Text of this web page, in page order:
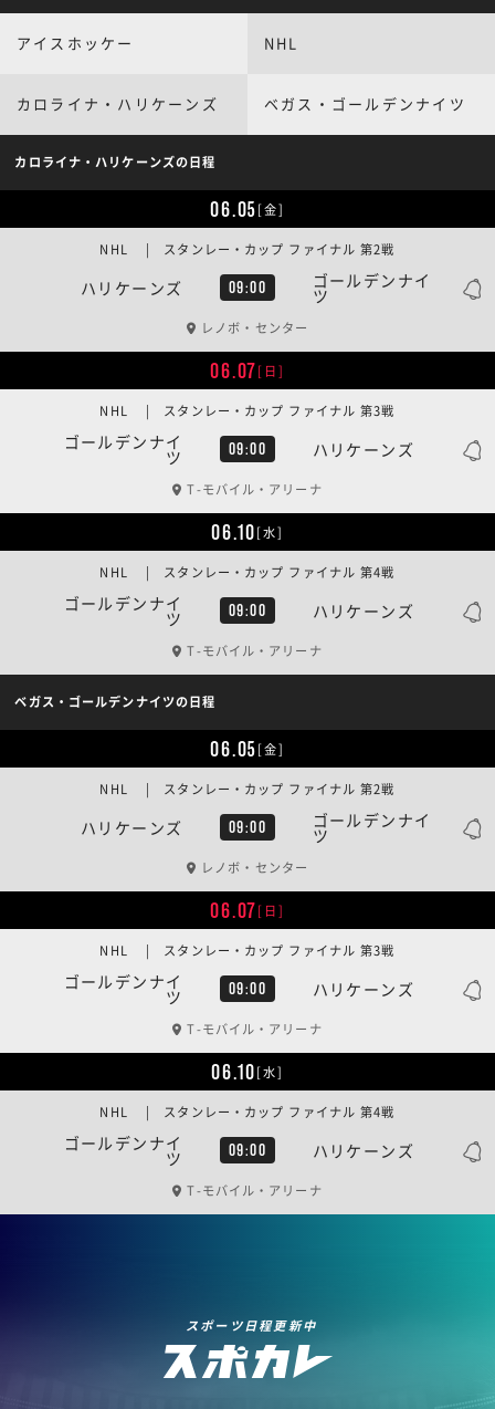
アイスホッケー NHL
カロライナ・ハリケーンズ ベガス・ゴールデンナイツ
カロライナ・ハリケーンズの日程
06.05[金]
ハリケーンズ 09:00 ゴールデンナイ
ツ
NHL | スタンレー・カップ ファイナル 第2戦
レノボ・センター
06.07[日]
ゴールデンナイ
ツ 09:00 ハリケーンズ
NHL | スタンレー・カップ ファイナル 第3戦
T-モバイル・アリーナ
06.10[水]
ゴールデンナイ
ツ 09:00 ハリケーンズ
NHL | スタンレー・カップ ファイナル 第4戦
T-モバイル・アリーナ
ベガス・ゴールデンナイツの日程
06.05[金]
ハリケーンズ 09:00 ゴールデンナイ
ツ
NHL | スタンレー・カップ ファイナル 第2戦
レノボ・センター
06.07[日]
ゴールデンナイ
ツ 09:00 ハリケーンズ
NHL | スタンレー・カップ ファイナル 第3戦
T-モバイル・アリーナ
06.10[水]
ゴールデンナイ
ツ 09:00 ハリケーンズ
NHL | スタンレー・カップ ファイナル 第4戦
T-モバイル・アリーナ
スポーツ日程更新中